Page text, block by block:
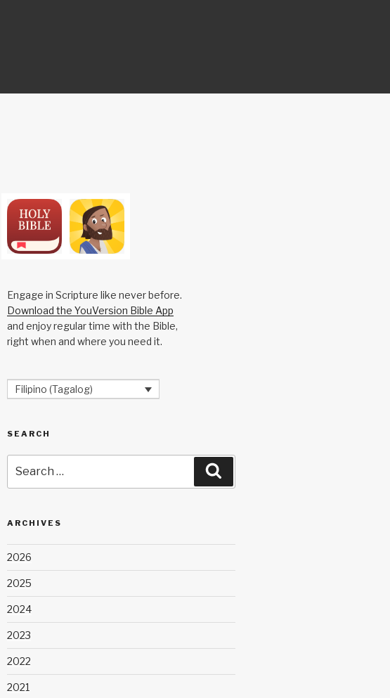
Engage in Scripture like never before.
Download the YouVersion Bible App
and enjoy regular time with the Bible,
right when and where you need it.
Filipino (Tagalog)
SEARCH
for:
ARCHIVES
2026
2025
2024
2023
2022
2021